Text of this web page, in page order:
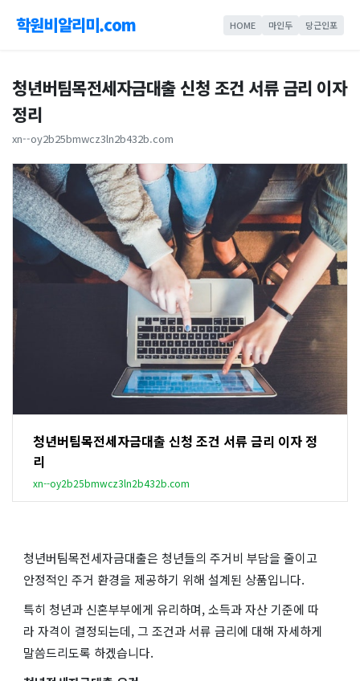
학원비알리미.com HOME 마인두 당근인포
청년버팀목전세자금대출 신청 조건 서류 금리 이자
정리
xn--oy2b25bmwcz3ln2b432b.com
청년버팀목전세자금대출 신청 조건 서류 금리 이자 정
리
xn--oy2b25bmwcz3ln2b432b.com
청년버팀목전세자금대출은 청년들의 주거비 부담을 줄이고
안정적인 주거 환경을 제공하기 위해 설계된 상품입니다.
특히 청년과 신혼부부에게 유리하며, 소득과 자산 기준에 따
라 자격이 결정되는데, 그 조건과 서류 금리에 대해 자세하게
말씀드리도록 하겠습니다.